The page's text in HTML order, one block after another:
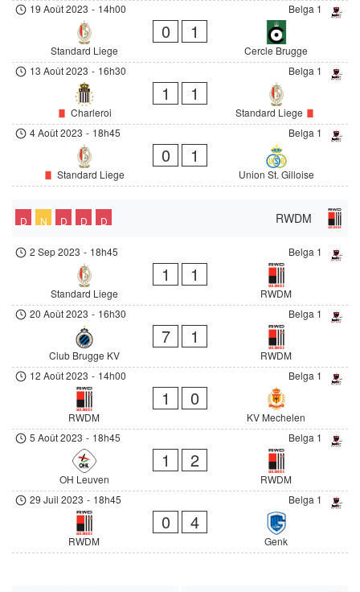
Belga 1
19 Août 2023 - 14h00
Standard Liege
0 1
Cercle Brugge
Belga 1
13 Août 2023 - 16h30
Charleroi
1 1
Standard Liege
Belga 1
4 Août 2023 - 18h45
Standard Liege
0 1
Union St. Gilloise
RWDM
D N D D D
Belga 1
2 Sep 2023 - 18h45
Standard Liege
1 1
RWDM
Belga 1
20 Août 2023 - 16h30
Club Brugge KV
7 1
RWDM
Belga 1
12 Août 2023 - 14h00
RWDM
1 0
KV Mechelen
Belga 1
5 Août 2023 - 18h45
OH Leuven
1 2
RWDM
Belga 1
29 Juil 2023 - 18h45
RWDM
0 4
Genk